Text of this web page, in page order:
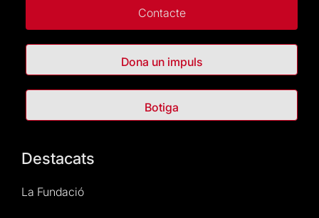
Contacte
Dona un impuls
Botiga
Destacats
La Fundació